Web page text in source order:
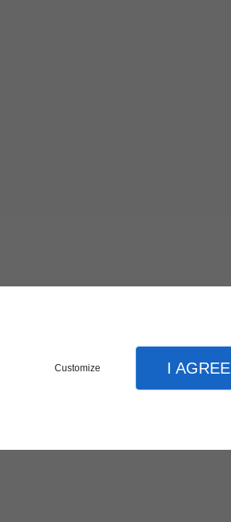
Customize I AGREE